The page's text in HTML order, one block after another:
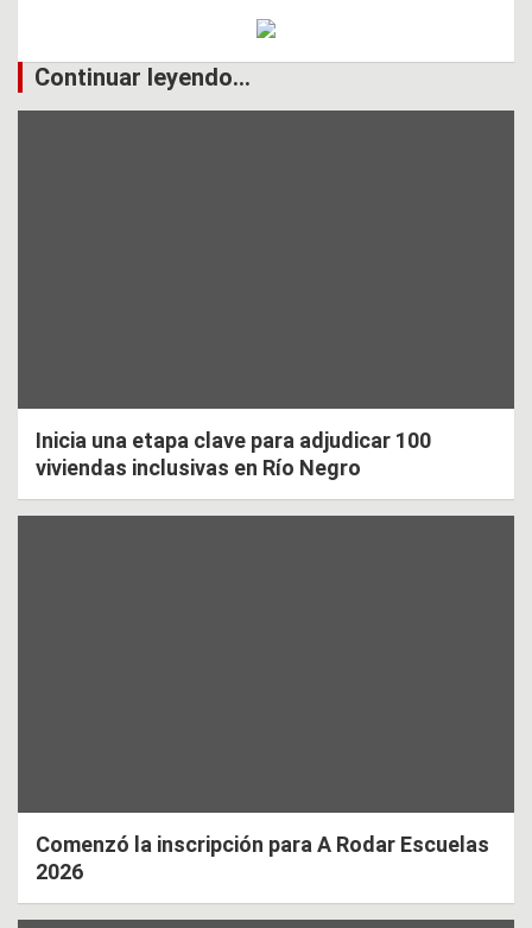
Continuar leyendo...
Inicia una etapa clave para adjudicar 100
viviendas inclusivas en Río Negro
Comenzó la inscripción para A Rodar Escuelas
2026